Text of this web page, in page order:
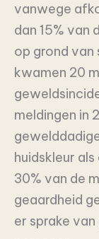
vanwege
dan 15% van
op grond van
kwamen 20
meldingen in
huidskleur
30% van de
geaardheid
er sprake